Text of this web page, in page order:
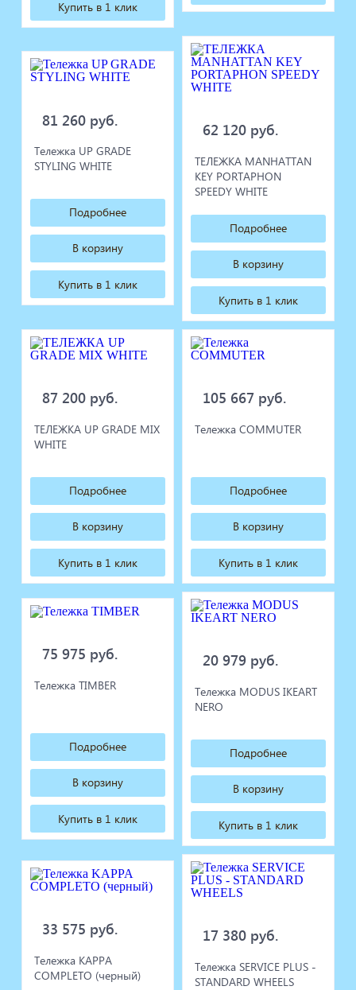
Купить в 1 клик
81 260 руб.
Тележка UP GRADE
STYLING WHITE
Подробнее
В корзину
Купить в 1 клик
62 120 руб.
ТЕЛЕЖКА MANHATTAN
KEY PORTAPHON
SPEEDY WHITE
Подробнее
В корзину
Купить в 1 клик
87 200 руб.
ТЕЛЕЖКА UP GRADE MIX
WHITE
Подробнее
В корзину
Купить в 1 клик
105 667 руб.
Тележка COMMUTER
Подробнее
В корзину
Купить в 1 клик
75 975 руб.
Тележка TIMBER
Подробнее
В корзину
Купить в 1 клик
20 979 руб.
Тележка MODUS IKEART
NERO
Подробнее
В корзину
Купить в 1 клик
33 575 руб.
Тележка KAPPA
COMPLETO (черный)
17 380 руб.
Тележка SERVICE PLUS -
STANDARD WHEELS